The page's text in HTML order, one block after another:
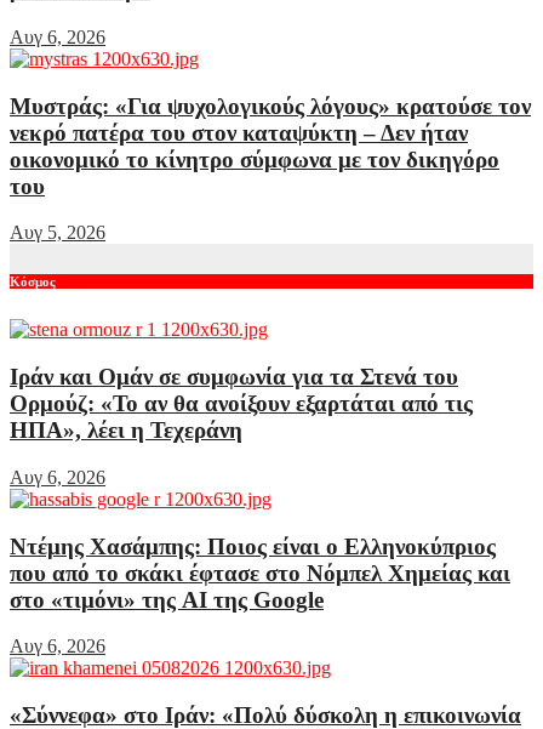
Αυγ 6, 2026
Μυστράς: «Για ψυχολογικούς λόγους» κρατούσε τον
νεκρό πατέρα του στον καταψύκτη – Δεν ήταν
οικονομικό το κίνητρο σύμφωνα με τον δικηγόρο
του
Αυγ 5, 2026
Κόσμος
Ιράν και Ομάν σε συμφωνία για τα Στενά του
Ορμούζ: «Το αν θα ανοίξουν εξαρτάται από τις
ΗΠΑ», λέει η Τεχεράνη
Αυγ 6, 2026
Ντέμης Χασάμπης: Ποιος είναι ο Ελληνοκύπριος
που από το σκάκι έφτασε στο Νόμπελ Χημείας και
στο «τιμόνι» της AI της Google
Αυγ 6, 2026
«Σύννεφα» στο Ιράν: «Πολύ δύσκολη η επικοινωνία